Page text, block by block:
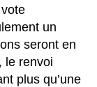
un
seront en
le renvoi
plus qu’une